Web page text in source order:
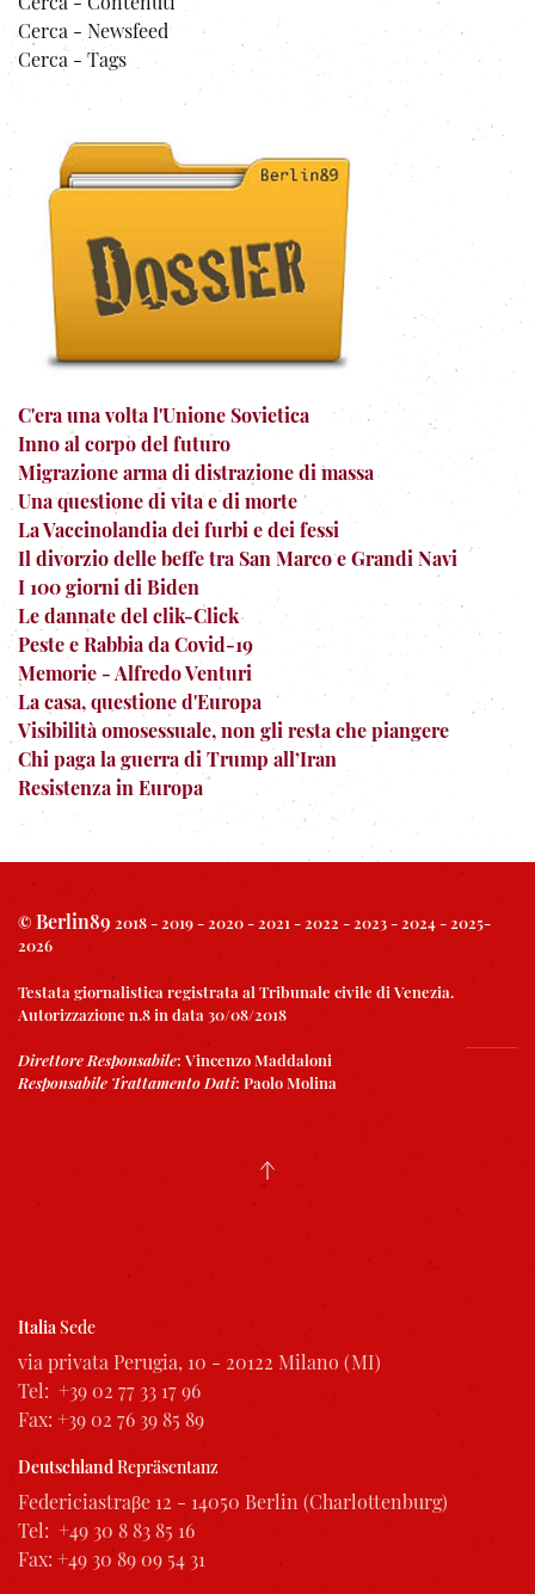
Cerca - Newsfeed
Cerca - Tags
C'era una volta l'Unione Sovietica
Inno al corpo del futuro
Migrazione arma di distrazione di massa
Una questione di vita e di morte
La Vaccinolandia dei furbi e dei fessi
Il divorzio delle beffe tra San Marco e Grandi Navi
I 100 giorni di Biden
Le dannate del clik-Click
Peste e Rabbia da Covid-19
Memorie - Alfredo Venturi
La casa, questione d'Europa
Visibilità omosessuale, non gli resta che piangere
Chi paga la guerra di Trump all’Iran
Resistenza in Europa
© Berlin89 2018 - 2019 - 2020 - 2021 - 2022 - 2023 - 2024 - 2025-
2026
Testata giornalistica registrata al Tribunale civile di Venezia.
Autorizzazione n.8 in data 30/08/2018
Direttore Responsabile: Vincenzo Maddaloni
Responsabile Trattamento Dati: Paolo Molina
ItaliaSede
via privata Perugia, 10 - 20122 Milano (MI)
Tel: +39 02 77 33 17 96
Fax: +39 02 76 39 85 89
DeutschlandRepräsentanz
Federiciastraβe 12 - 14050 Berlin (Charlottenburg)
Tel: +49 30 8 83 85 16
Fax: +49 30 89 09 54 31